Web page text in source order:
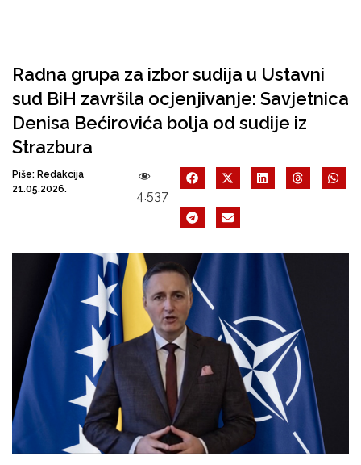
Radna grupa za izbor sudija u Ustavni
sud BiH završila ocjenjivanje: Savjetnica
Denisa Bećirovića bolja od sudije iz
Strazbura
Piše: Redakcija
21.05.2026.
4.537